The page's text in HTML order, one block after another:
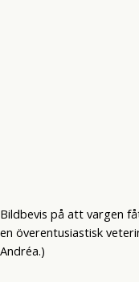
Bildbevis på att vargen
en överentusiastisk
Andréa.)